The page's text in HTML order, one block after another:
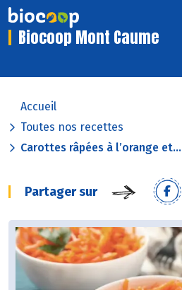
Biocoop Mont Caume
Accueil
Toutes nos recettes
Carottes râpées à l’orange et...
Partager sur